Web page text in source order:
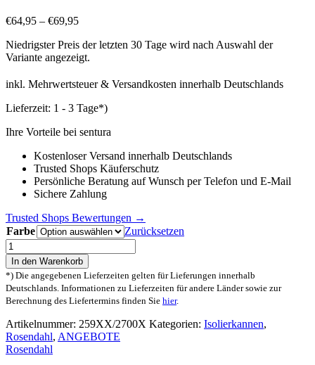
€64,95 – €69,95
Niedrigster Preis der letzten 30 Tage wird nach Auswahl der
Variante angezeigt.
inkl. Mehrwertsteuer & Versandkosten innerhalb Deutschlands
Lieferzeit: 1 - 3 Tage*)
Ihre Vorteile bei sentura
Kostenloser Versand innerhalb Deutschlands
Trusted Shops Käuferschutz
Persönliche Beratung auf Wunsch per Telefon und E-Mail
Sichere Zahlung
Trusted Shops Bewertungen →
Farbe
Zurücksetzen
Rosendahl
Grand
Cru
Thermoskanne
1
l
Menge
In den Warenkorb
*) Die angegebenen Lieferzeiten gelten für Lieferungen innerhalb
Deutschlands. Informationen zu Lieferzeiten für andere Länder sowie zur
Berechnung des Liefertermins finden Sie hier.
Artikelnummer: 259XX/2700X Kategorien: Isolierkannen,
Rosendahl, ANGEBOTE
Rosendahl